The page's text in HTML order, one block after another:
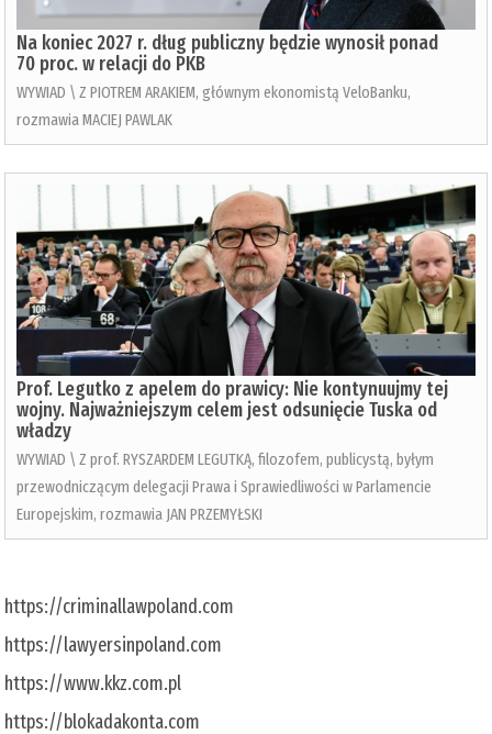
Na koniec 2027 r. dług publiczny będzie wynosił ponad
70 proc. w relacji do PKB
WYWIAD \ Z PIOTREM ARAKIEM, głównym ekonomistą VeloBanku,
rozmawia MACIEJ PAWLAK
Prof. Legutko z apelem do prawicy: Nie kontynuujmy tej
wojny. Najważniejszym celem jest odsunięcie Tuska od
władzy
WYWIAD \ Z prof. RYSZARDEM LEGUTKĄ, filozofem, publicystą, byłym
przewodniczącym delegacji Prawa i Sprawiedliwości w Parlamencie
Europejskim, rozmawia JAN PRZEMYŁSKI
https://criminallawpoland.com
https://lawyersinpoland.com
https://www.kkz.com.pl
https://blokadakonta.com